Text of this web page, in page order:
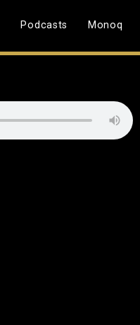
Podcasts Monoq